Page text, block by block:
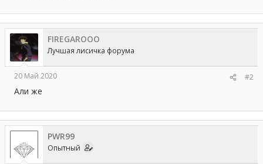
FIREGAROOO
Лучшая лисичка форума
20 Май 2020 #2
Али же
PWR99
Опытный